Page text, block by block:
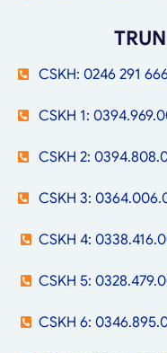
CSKH: 0246 291
CSKH 1:
CSKH 2:
CSKH 3:
CSKH 4:
CSKH 5:
CSKH 6: